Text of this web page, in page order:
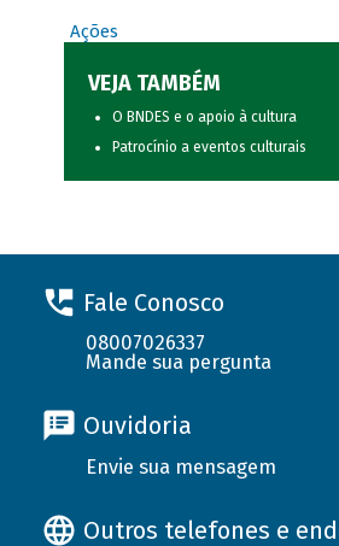
Ações
VEJA TAMBÉM
O BNDES e o apoio à cultura
Patrocínio a eventos culturais
Fale Conosco
08007026337
Mande sua pergunta
Ouvidoria
Envie sua mensagem
Outros telefones e